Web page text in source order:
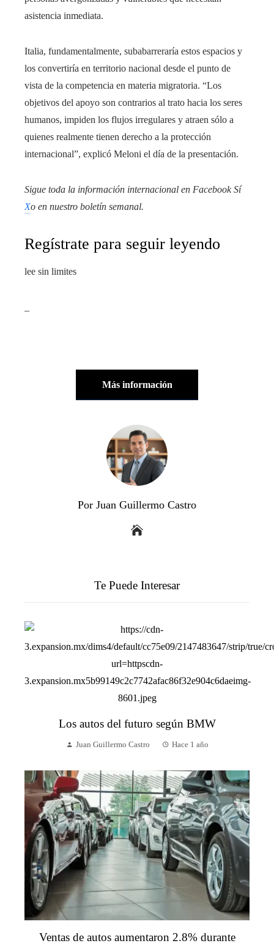
asistencia inmediata.
Italia, fundamentalmente, subabarreraría estos espacios y
los convertiría en territorio nacional desde el punto de
vista de la competencia en materia migratoria. “Los
objetivos del apoyo son contrarios al trato hacia los seres
humanos, impiden los flujos irregulares y atraen sólo a
quienes realmente tienen derecho a la protección
internacional”, explicó Meloni el día de la presentación.
Sigue toda la información internacional en FacebookSí
Xo en nuestro boletín semanal.
Regístrate para seguir leyendo
lee sin limites
Más información
Por Juan Guillermo Castro
Te Puede Interesar
Los autos del futuro según BMW
Juan Guillermo Castro Hace 1 año
Ventas de autos aumentaron 2.8% durante